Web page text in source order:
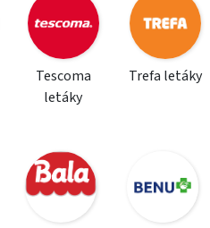
Tescoma
letáky
Trefa letáky